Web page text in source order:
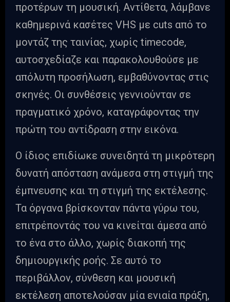
προτέρων τη μουσική. Αντίθετα, λάμβανε
καθημερινά κασέτες VHS με cuts από το
μοντάζ της ταινίας, χωρίς timecode,
αυτοσχεδίαζε και παρακολουθούσε με
απόλυτη προσήλωση, εμβαθύνοντας στις
σκηνές. Οι συνθέσεις γεννιούνταν σε
πραγματικό χρόνο, καταγράφοντας την
πρώτη του αντίδραση στην εικόνα.
Ο ίδιος επιδίωκε συνειδητά τη μικρότερη
δυνατή απόσταση ανάμεσα στη στιγμή της
έμπνευσης και τη στιγμή της εκτέλεσης.
Τα όργανα βρίσκονταν πάντα γύρω του,
επιτρέποντάς του να κινείται άμεσα από
το ένα στο άλλο, χωρίς διακοπή της
δημιουργικής ροής. Σε αυτό το
περιβάλλον, σύνθεση και μουσική
εκτέλεση αποτελούσαν μία ενιαία πράξη,